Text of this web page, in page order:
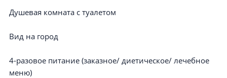
Душевая комната с туалетом
Вид на город
4-разовое питание (заказное/ диетическое/ лечебное
меню)